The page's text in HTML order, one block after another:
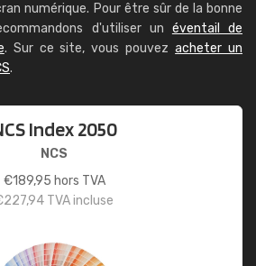
numérique. Pour être sûr de la bonne
d'utiliser un éventail de
. Sur ce site, vous pouvezacheter un
.
Index 2050
NCS
€189,95 hors TVA
227,94 TVA incluse